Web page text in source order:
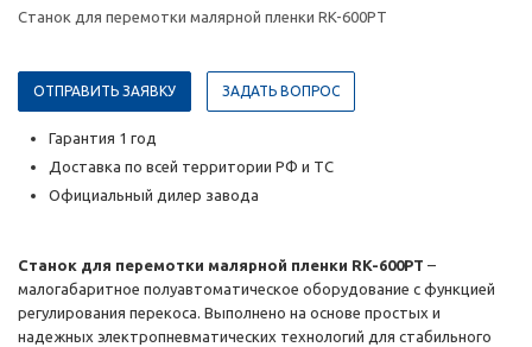
Станок для перемотки малярной пленки RK-600PT
ОТПРАВИТЬ ЗАЯВКУ ЗАДАТЬ ВОПРОС
Гарантия 1 год
Доставка по всей территории РФ и ТС
Официальный дилер завода
Станок для перемотки малярной пленки RK-600PT –
малогабаритное полуавтоматическое оборудование с функцией
регулирования перекоса. Выполнено на основе простых и
надежных электропневматических технологий для стабильного